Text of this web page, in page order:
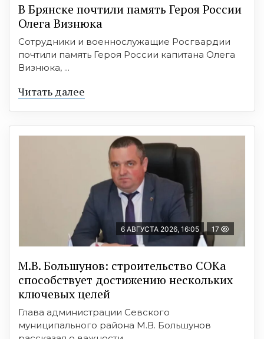
В Брянске почтили память Героя России
Олега Визнюка
Сотрудники и военнослужащие Росгвардии
почтили память Героя России капитана Олега
Визнюка, ...
Читать далее
6 АВГУСТА 2026, 16:05 17
М.В. Большунов: строительство СОКа
способствует достижению нескольких
ключевых целей
Глава администрации Севского
муниципального района М.В. Большунов